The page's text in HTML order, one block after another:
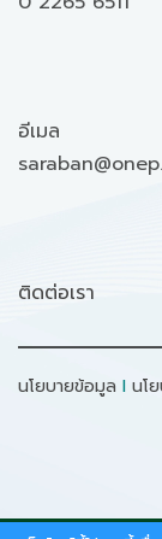
อีเมล
ติดต่อเรา
นโยบายข้อมูล I นโ